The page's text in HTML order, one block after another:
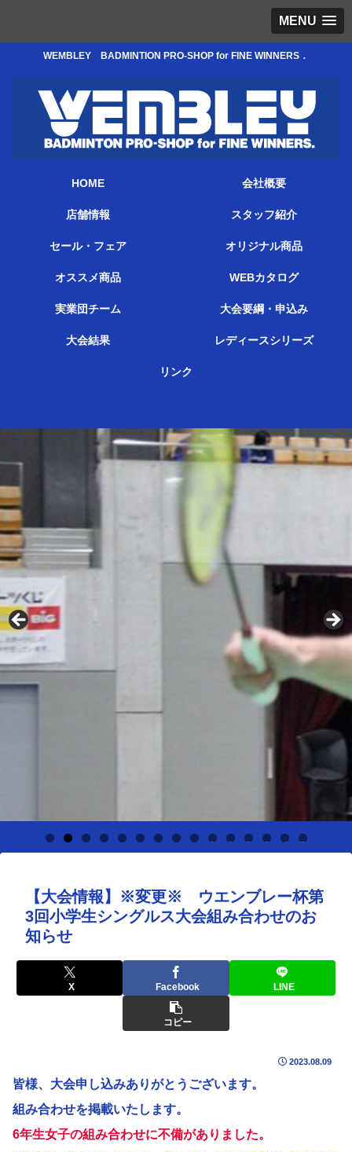
MENU
WEMBLEY BADMINTION PRO-SHOP for FINE WINNERS．
HOME 会社概要
店舗情報 スタッフ紹介
セール・フェア オリジナル商品
オススメ商品 WEBカタログ
実業団チーム 大会要綱・申込み
大会結果 レディースシリーズ
リンク
0 1 2 3 4 5
【大会情報】※変更※ ウエンブレー杯第
3回小学生シングルス大会組み合わせのお
知らせ
X Facebook LINE
コピー
2023.08.09
皆様、大会申し込みありがとうございます。
組み合わせを掲載いたします。
6年生女子の組み合わせに不備がありました。